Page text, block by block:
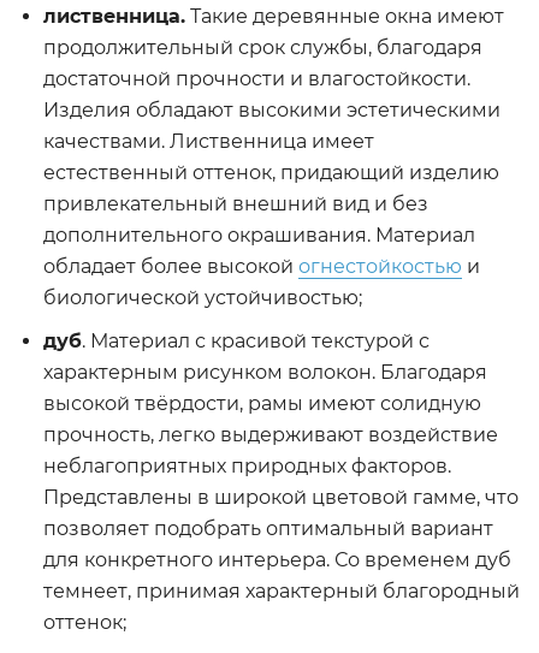
лиственница. Такие деревянные окна имеют
продолжительный срок службы, благодаря
достаточной прочности и влагостойкости.
Изделия обладают высокими эстетическими
качествами. Лиственница имеет
естественный оттенок, придающий изделию
привлекательный внешний вид и без
дополнительного окрашивания. Материал
обладает более высокой огнестойкостью и
биологической устойчивостью;
дуб. Материал с красивой текстурой с
характерным рисунком волокон. Благодаря
высокой твёрдости, рамы имеют солидную
прочность, легко выдерживают воздействие
неблагоприятных природных факторов.
Представлены в широкой цветовой гамме, что
позволяет подобрать оптимальный вариант
для конкретного интерьера. Со временем дуб
темнеет, принимая характерный благородный
оттенок;